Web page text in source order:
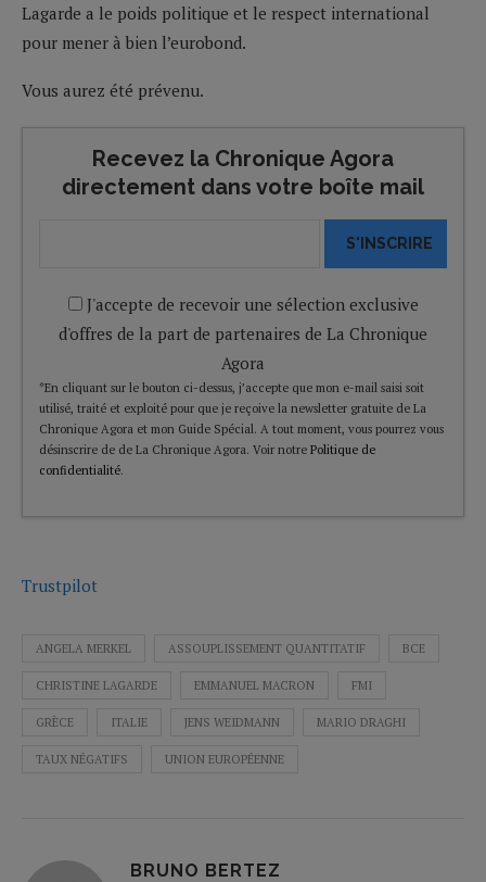
Lagarde a le poids politique et le respect international
pour mener à bien l’eurobond.
Vous aurez été prévenu.
Recevez la Chronique Agora
directement dans votre boîte mail
S'INSCRIRE
J'accepte de recevoir une sélection exclusive
d'offres de la part de partenaires de La Chronique
Agora
*En cliquant sur le bouton ci-dessus, j’accepte que mon e-mail saisi soit
utilisé, traité et exploité pour que je reçoive la newsletter gratuite de La
Chronique Agora et mon Guide Spécial. A tout moment, vous pourrez vous
désinscrire de de La Chronique Agora. Voir notre Politique de
confidentialité.
Trustpilot
ANGELA MERKEL ASSOUPLISSEMENT QUANTITATIF BCE
CHRISTINE LAGARDE EMMANUEL MACRON FMI
GRÈCE ITALIE JENS WEIDMANN MARIO DRAGHI
TAUX NÉGATIFS UNION EUROPÉENNE
BRUNO BERTEZ